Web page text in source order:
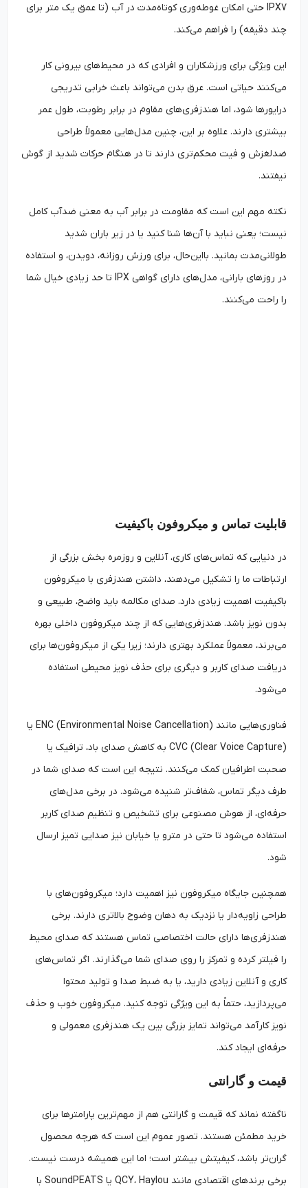
IPX7 حتی امکان غوطه‌وری کوتاه‌مدت در آب (تا عمق یک متر برای
چند دقیقه) را فراهم می‌کند.
این ویژگی برای ورزشکاران و افرادی که در محیط‌های بیرونی کار
می‌کنند حیاتی است. عرق بدن می‌تواند باعث خرابی تدریجی
درایورها شود، اما هندزفری‌های مقاوم در برابر رطوبت، طول عمر
بیشتری دارند. علاوه بر این، چنین مدل‌هایی معمولاً طراحی
ضدلغزش و فیت محکم‌تری دارند تا در هنگام حرکات شدید از گوش
نیفتند.
نکته‌ مهم این است که مقاومت در برابر آب به معنی ضدآب کامل
نیست؛ یعنی نباید با آن‌ها شنا کنید یا در زیر باران شدید
طولانی‌مدت بمانید. بااین‌حال، برای ورزش روزانه، دویدن، و استفاده
در روزهای بارانی، مدل‌های دارای گواهی IPX تا حد زیادی خیال شما
را راحت می‌کنند.
قابلیت تماس و میکروفون باکیفیت
در دنیایی که تماس‌های کاری، آنلاین و روزمره بخش بزرگی از
ارتباطات ما را تشکیل می‌دهند، داشتن هندزفری با میکروفون
باکیفیت اهمیت زیادی دارد. صدای مکالمه باید واضح، طبیعی و
بدون نویز باشد. هندزفری‌هایی که از چند میکروفون داخلی بهره
می‌برند، معمولاً عملکرد بهتری دارند؛ زیرا یکی از میکروفون‌ها برای
دریافت صدای کاربر و دیگری برای حذف نویز محیطی استفاده
می‌شود.
فناوری‌هایی مانند ENC (Environmental Noise Cancellation) یا
CVC (Clear Voice Capture) به کاهش صدای باد، ترافیک یا
صحبت اطرافیان کمک می‌کنند. نتیجه این است که صدای شما در
طرف دیگر تماس، شفاف‌تر شنیده می‌شود. در برخی مدل‌های
حرفه‌ای، از هوش مصنوعی برای تشخیص و تنظیم صدای کاربر
استفاده می‌شود تا حتی در مترو یا خیابان نیز صدایی تمیز ارسال
همچنین جایگاه میکروفون نیز اهمیت دارد؛ میکروفون‌های با
طراحی زاویه‌دار یا نزدیک به دهان وضوح بالاتری دارند. برخی
هندزفری‌ها دارای حالت اختصاصی تماس هستند که صدای محیط
را فیلتر کرده و تمرکز را روی صدای شما می‌گذارند. اگر تماس‌های
کاری و آنلاین زیادی دارید، یا به ضبط صدا و تولید محتوا
می‌پردازید، حتماً به این ویژگی توجه کنید. میکروفون خوب و حذف
نویز کارآمد می‌تواند تمایز بزرگی بین یک هندزفری معمولی و
حرفه‌ای ایجاد کند.
قیمت و گارانتی
ناگفته نماند که قیمت و گارانتی هم از مهم‌ترین پارامترها برای
خرید مطمئن هستند. تصور عموم این است که هرچه محصول
گران‌تر باشد، کیفیتش بیشتر است؛ اما این همیشه درست نیست.
برخی برندهای اقتصادی مانند QCY، Haylou یا SoundPEATS با